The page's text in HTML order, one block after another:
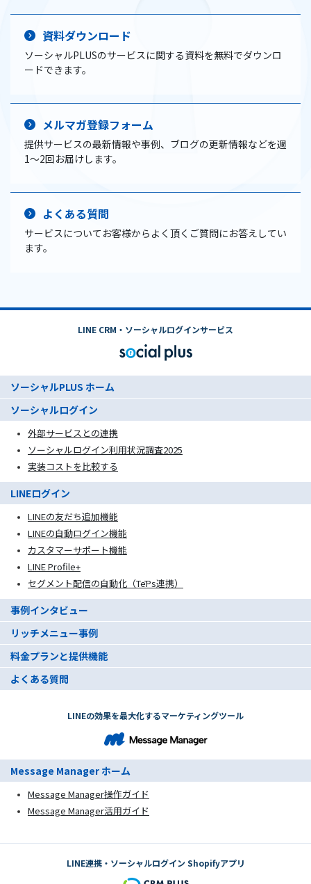
資料ダウンロード
ソーシャルPLUSのサービスに関する資料を無料でダウンロ
ードできます。
メルマガ登録フォーム
提供サービスの最新情報や事例、ブログの更新情報などを週
1〜2回お届けします。
よくある質問
サービスについてお客様からよく頂くご質問にお答えしてい
ます。
LINE CRM・ソーシャルログインサービス
ソーシャルPLUS ホーム
ソーシャルログイン
外部サービスとの連携
ソーシャルログイン利用状況調査2025
実装コストを比較する
LINEログイン
LINEの友だち追加機能
LINEの自動ログイン機能
カスタマーサポート機能
LINE Profile+
セグメント配信の自動化（TēPs連携）
事例インタビュー
リッチメニュー事例
料金プランと提供機能
よくある質問
LINEの効果を最大化するマーケティングツール
Message Manager ホーム
Message Manager操作ガイド
Message Manager活用ガイド
LINE連携・ソーシャルログイン Shopifyアプリ